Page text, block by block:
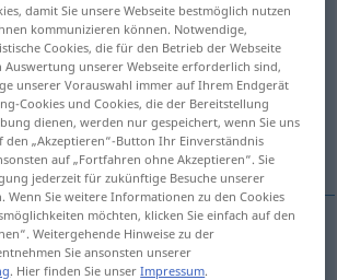
Übersetzungen
Übersetzung anklicken/antippen)
damit Sie unsere Webseite bestmöglich nutzen
kommunizieren können. Notwendige,
Cookies, die für den Betrieb der Webseite
Auswertung unserer Webseite erforderlich sind,
unserer Vorauswahl immer auf Ihrem Endgerät
Cookies und Cookies, die der Bereitstellung
dienen, werden nur gespeichert, wenn Sie uns
den „Akzeptieren“-Button Ihr Einverständnis
auf „Fortfahren ohne Akzeptieren“. Sie
jederzeit für zukünftige Besuche unserer
Wenn Sie weitere Informationen zu den Cookies
möchten, klicken Sie einfach auf den
Weitergehende Hinweise zu der
Sie ansonsten unserer
. Hier finden Sie unserImpressum.